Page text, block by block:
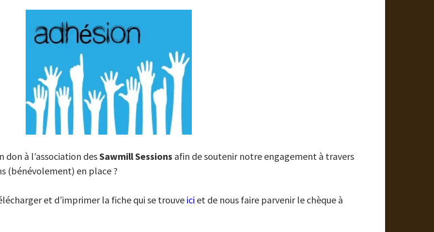
don à l’association desSawmill Sessions afin de soutenir notre engagement à travers
(bénévolement) en place ?
et d’imprimer la fiche qui se trouve ici et de nous faire parvenir le chèque à